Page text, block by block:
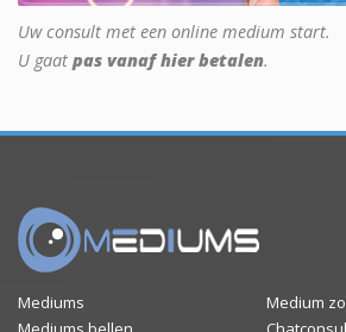
Uw consult met een online medium start.
U gaat pas vanaf hier betalen.
Mediums
Medium